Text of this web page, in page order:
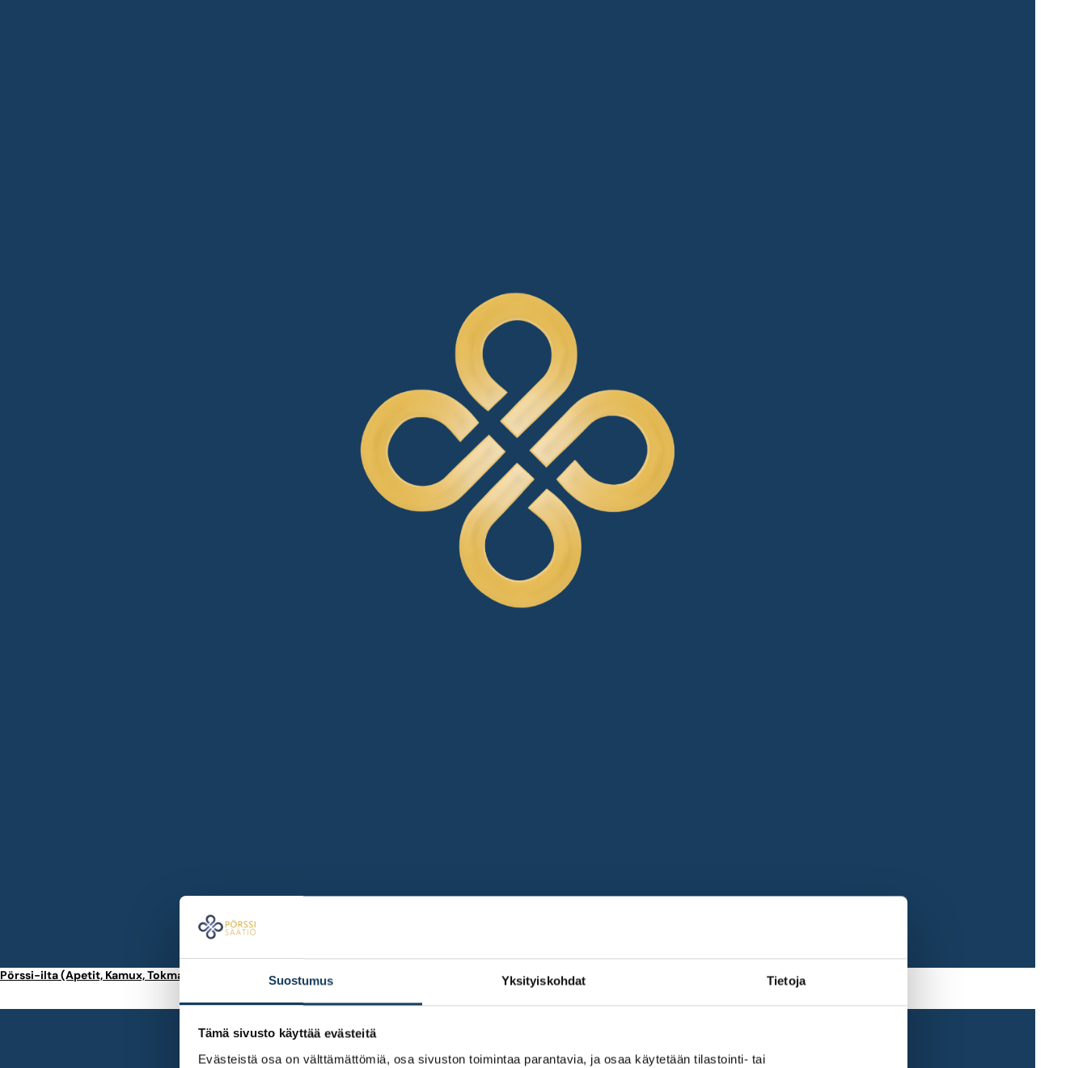
Suostumus Yksityiskohdat Tietoja
Tämä sivusto käyttää evästeitä
Evästeistä osa on välttämättömiä, osa sivuston toimintaa parantavia, ja osaa käytetään tilastointi- tai
Pörssi-ilta (Apetit, Kamux, Tokmanni)